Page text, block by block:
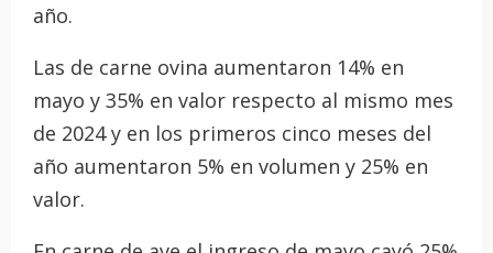
año.
Las de carne ovina aumentaron 14% en
mayo y 35% en valor respecto al mismo mes
de 2024 y en los primeros cinco meses del
año aumentaron 5% en volumen y 25% en
valor.